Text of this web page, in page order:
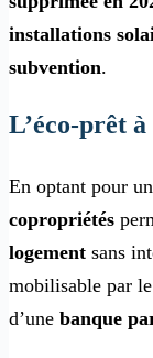
installations
subvention.
L’éco-prêt
En optant pour
copropriétés
logement sans
mobilisable par le
d’une banque